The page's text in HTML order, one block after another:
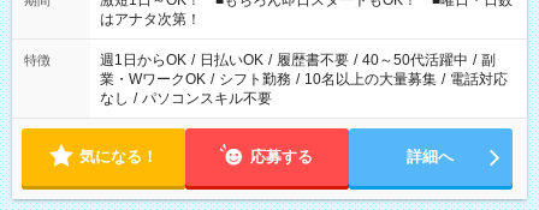
はアナタ次第！
特徴 週1日からOK / 日払いOK / 履歴書不要 / 40～50代活躍中 / 副
業・WワークOK / シフト勤務 / 10名以上の大量募集 / 電話対応
なし / パソコンスキル不要
気になる！ 応募する 詳細へ